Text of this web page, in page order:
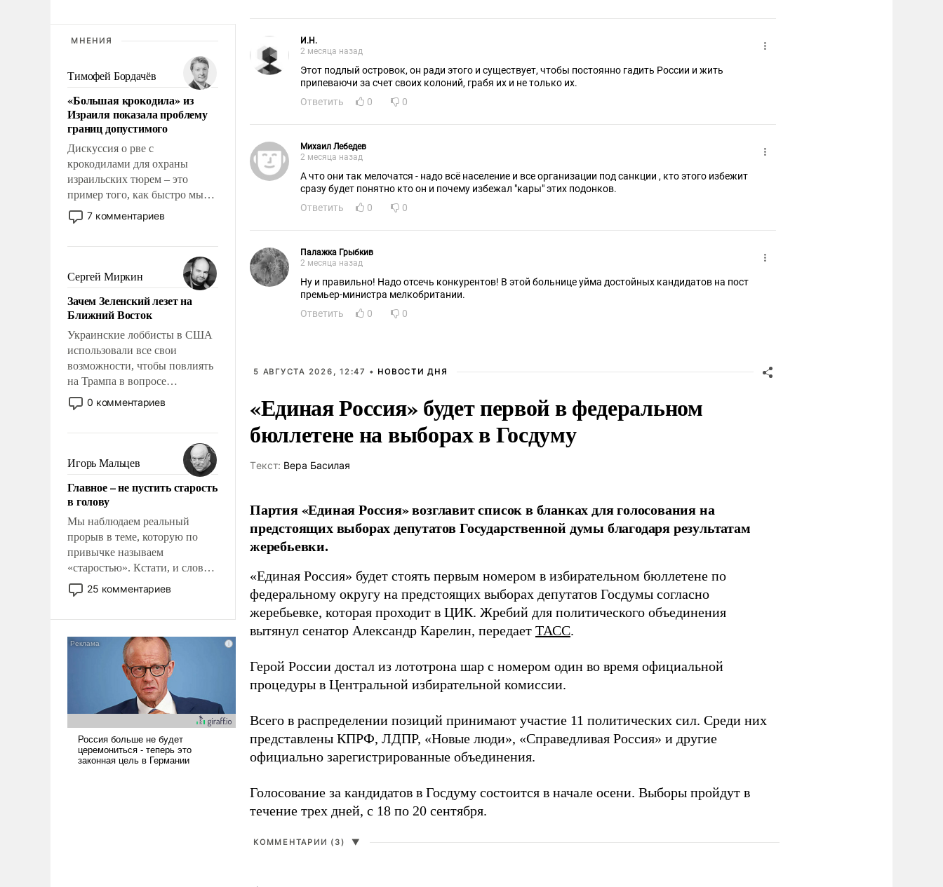
МНЕНИЯ
Тимофей Бордачёв
«Большая крокодила» из
Израиля показала проблему
границ допустимого
Дискуссия о рве с
крокодилами для охраны
израильских тюрем – это
пример того, как быстро мы
двигаемся по пути
революционных изменений.
псевдонаучной фантастики,
стало всерьез обсуждаемой
идеей.
7 комментариев
Сергей Миркин
Зачем Зеленский лезет на
Ближний Восток
Украинские лоббисты в США
использовали все свои
возможности, чтобы повлиять
на Трампа в вопросе
предоставления вооружений
своим нанимателям. Вероятно,
консультирует Киев, пришла в
голову мысль: хорошо бы
продемонстрировать, что
Украина вступила в
вооруженное противостояние
с Ираном.
0 комментариев
Игорь Мальцев
Главное – не пустить старость
в голову
Мы наблюдаем реальный
прорыв в теме, которую по
привычке называем
«старостью». Кстати, и слово-
то это уже стараются не
использовать – так же, как
что оно уже несет негативные
коннотации.
25 комментариев
И.Н.
2 месяца назад
Этот подлый островок, он ради этого и существует, чтобы постоянно гадить России и жить
припеваючи за счет своих колоний, грабя их и не только их.
Ответить
0 0
Михаил Лебедев
2 месяца назад
А что они так мелочатся - надо всё население и все организации под санкции , кто этого избежит
сразу будет понятно кто он и почему избежал "кары" этих подонков.
Ответить
0 0
Палажка Грыбкив
2 месяца назад
Ну и правильно! Надо отсечь конкурентов! В этой больнице уйма достойных кандидатов на пост
премьер-министра мелкобритании.
Ответить
0 0
5 АВГУСТА 2026, 12:47 • НОВОСТИ ДНЯ
«Единая Россия» будет первой в федеральном
бюллетене на выборах в Госдуму
Tекст: Вера Басилая
Партия «Единая Россия» возглавит список в бланках для голосования на
предстоящих выборах депутатов Государственной думы благодаря результатам
жеребьевки.
«Единая Россия» будет стоять первым номером в избирательном бюллетене по
федеральному округу на предстоящих выборах депутатов Госдумы согласно
жеребьевке, которая проходит в ЦИК. Жребий для политического объединения
вытянул сенатор Александр Карелин, передает ТАСС.
Герой России достал из лототрона шар с номером один во время официальной
процедуры в Центральной избирательной комиссии.
Всего в распределении позиций принимают участие 11 политических сил. Среди них
представлены КПРФ, ЛДПР, «Новые люди», «Справедливая Россия» и другие
официально зарегистрированные объединения.
Голосование за кандидатов в Госдуму состоится в начале осени. Выборы пройдут в
течение трех дней, с 18 по 20 сентября.
КОММЕНТАРИИ (3) ▼